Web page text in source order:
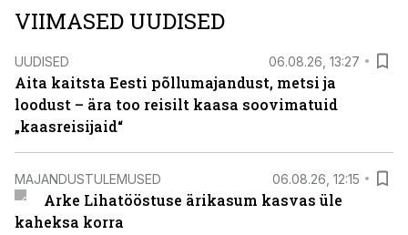
VIIMASED UUDISED
UUDISED 06.08.26, 13:27
Aita kaitsta Eesti põllumajandust, metsi ja
loodust – ära too reisilt kaasa soovimatuid
„kaasreisijaid“
MAJANDUSTULEMUSED 06.08.26, 12:15
Arke Lihatööstuse ärikasum kasvas üle
kaheksa korra